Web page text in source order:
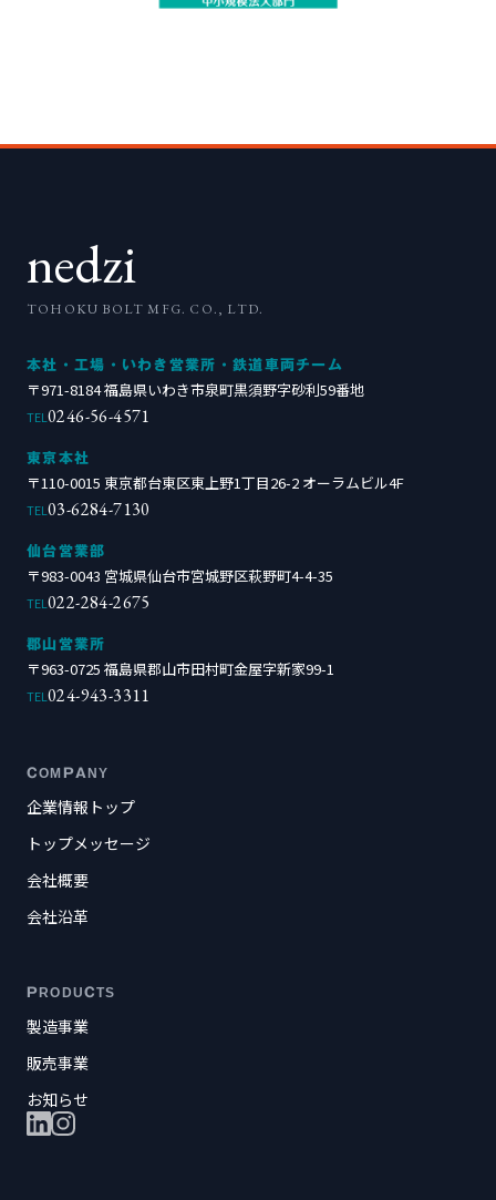
nedzi
TOHOKU BOLT MFG. CO., LTD.
本社・工場・いわき営業所・鉄道車両チーム
〒971-8184 福島県いわき市泉町黒須野字砂利59番地
TEL 0246-56-4571
東京本社
〒110-0015 東京都台東区東上野1丁目26-2 オーラムビル4F
TEL 03-6284-7130
仙台営業部
〒983-0043 宮城県仙台市宮城野区萩野町4-4-35
TEL 022-284-2675
郡山営業所
〒963-0725 福島県郡山市田村町金屋字新家99-1
TEL 024-943-3311
COMPANY
企業情報トップ
トップメッセージ
会社概要
会社沿革
PRODUCTS
製造事業
販売事業
お知らせ